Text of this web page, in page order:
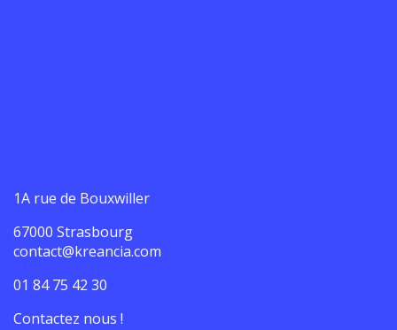
1A rue de Bouxwiller
67000 Strasbourg
contact@kreancia.com
01 84 75 42 30
Contactez nous !